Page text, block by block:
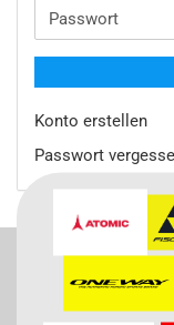
Passwort
Konto erstellen
Passwort